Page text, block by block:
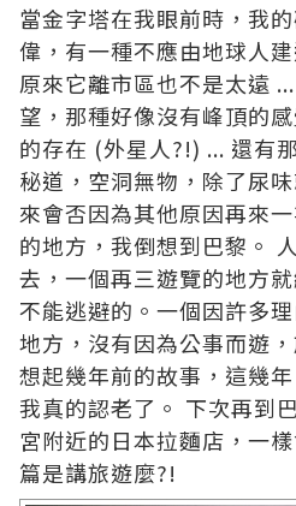
當金字塔在我眼前時，我
偉，有一種不應由地球人
原來它離市區也不是太遠
望，那種好像沒有峰頂的
的存在 (外星人?!) ... 還有
秘道，空洞無物，除了尿
來會否因為其他原因再來
的地方，我倒想到巴黎。
去，一個再三遊覽的地方
不能逃避的。一個因許多
地方，沒有因為公事而遊
想起幾年前的故事，這幾
我真的認老了。 下次再到
宮附近的日本拉麵店，一
篇是講旅遊麼?!